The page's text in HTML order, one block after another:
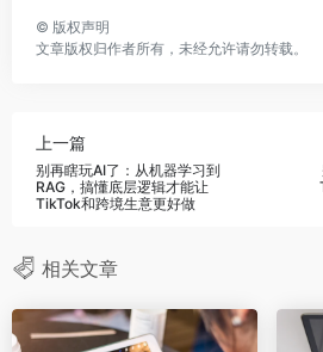
© 版权声明
文章版权归作者所有，未经允许请勿转载。
上一篇
别再瞎玩AI了：从机器学习到
RAG，搞懂底层逻辑才能让
TikTok和跨境生意更好做
相关文章